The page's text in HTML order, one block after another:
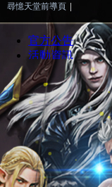
尋憶天堂前導頁